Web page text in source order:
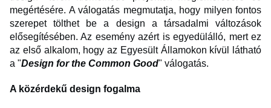
megértésére. A válogatás megmutatja, hogy milyen fontos
szerepet tölthet be a design a társadalmi változások
elősegítésében. Az esemény azért is egyedülálló, mert ez
az első alkalom, hogy az Egyesült Államokon kívül látható
a "Design for the Common Good" válogatás.
A közérdekű design fogalma